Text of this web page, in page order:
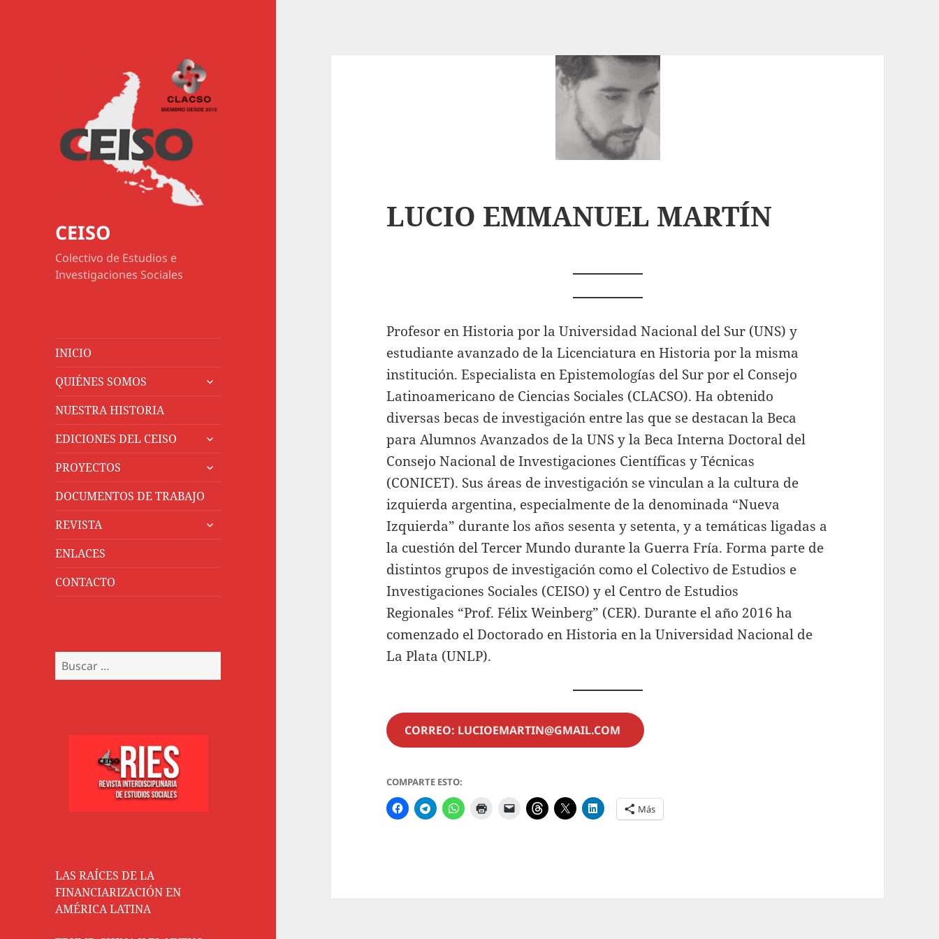
CEISO
Colectivo de Estudios e
Investigaciones Sociales
INICIO
QUIÉNES SOMOS
expande
NUESTRA HISTORIA
EDICIONES DEL CEISO
expande
menú
PROYECTOS
expande
menú
DOCUMENTOS DE TRABAJO
REVISTA
expande
ENLACES
CONTACTO
Buscar:
LAS RAÍCES DE LA
FINANCIARIZACIÓN EN
AMÉRICA LATINA
LUCIO EMMANUEL MARTÍN
Profesor en Historia por la Universidad Nacional del Sur (UNS) y
estudiante avanzado de la Licenciatura en Historia por la misma
institución. Especialista en Epistemologías del Sur por el Consejo
Latinoamericano de Ciencias Sociales (CLACSO). Ha obtenido
diversas becas de investigación entre las que se destacan la Beca
para Alumnos Avanzados de la UNS y la Beca Interna Doctoral del
Consejo Nacional de Investigaciones Científicas y Técnicas
(CONICET). Sus áreas de investigación se vinculan a la cultura de
izquierda argentina, especialmente de la denominada “Nueva
Izquierda” durante los años sesenta y setenta, y a temáticas ligadas a
la cuestión del Tercer Mundo durante la Guerra Fría. Forma parte de
distintos grupos de investigación como el Colectivo de Estudios e
Investigaciones Sociales (CEISO) y el Centro de Estudios
Regionales “Prof. Félix Weinberg” (CER). Durante el año 2016 ha
comenzado el Doctorado en Historia en la Universidad Nacional de
La Plata (UNLP).
CORREO: LUCIOEMARTIN@GMAIL.COM
COMPARTE ESTO:
Más